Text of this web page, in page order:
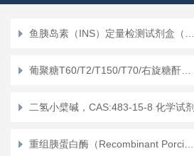
二氢小檗碱，CAS:483-15-8 化学试剂